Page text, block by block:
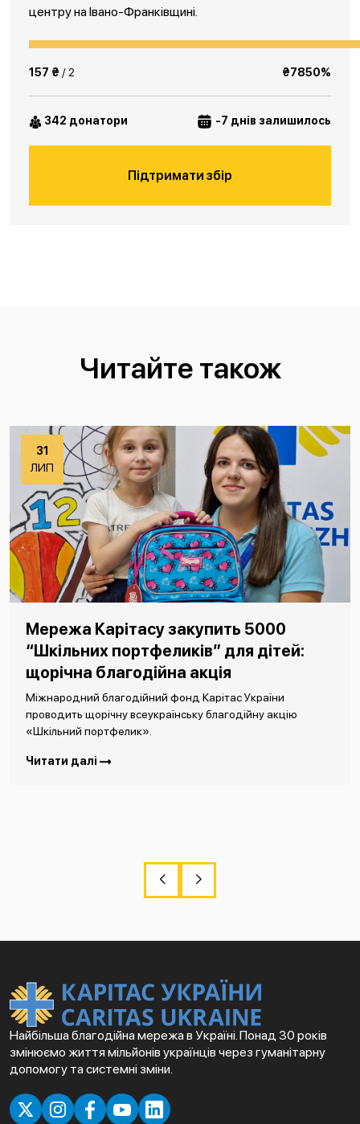
центру на Івано-Франківщині.
157 ₴ / 2 ₴7850%
342 донатори -7 днів залишилось
Підтримати збір
Читайте також
31
ЛИП
Мережа Карітасу закупить 5000
“Шкільних портфеликів” для дітей:
щорічна благодійна акція
Міжнародний благодійний фонд Карітас України
проводить щорічну всеукраїнську благодійну акцію
«Шкільний портфелик».
Читати далі
Найбільша благодійна мережа в Україні. Понад 30 років
змінюємо життя мільйонів українців через гуманітарну
допомогу та системні зміни.